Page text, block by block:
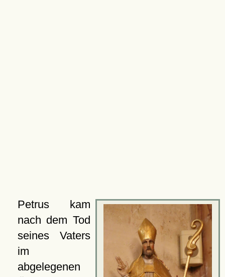
Petrus kam
nach dem Tod
seines Vaters
im
abgelegenen